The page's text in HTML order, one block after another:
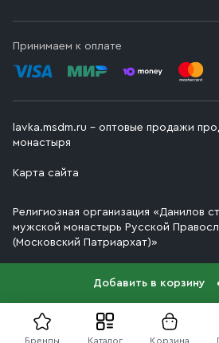
Бренды Каталог Корзина
Добавить в корзину
Принимаем к оплате
lavka.msdm.ru – оптовые продажи
монастыря
Карта сайта
Религиозная организация «Данилов
мужской монастырь Русской
(Московский Патриархат)»